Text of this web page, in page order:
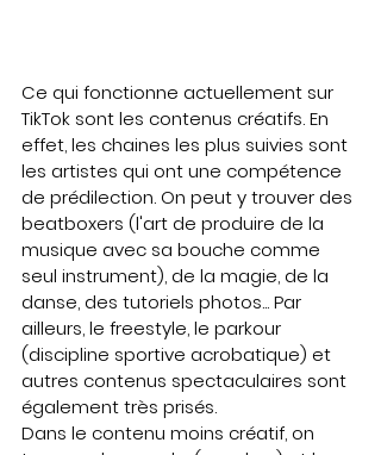
Ce qui fonctionne actuellement sur
TikTok sont les contenus créatifs. En
effet, les chaines les plus suivies sont
les artistes qui ont une compétence
de prédilection. On peut y trouver des
beatboxers (l'art de produire de la
musique avec sa bouche comme
seul instrument), de la magie, de la
danse, des tutoriels photos... Par
ailleurs, le freestyle, le parkour
(discipline sportive acrobatique) et
autres contenus spectaculaires sont
également très prisés.
Dans le contenu moins créatif, on